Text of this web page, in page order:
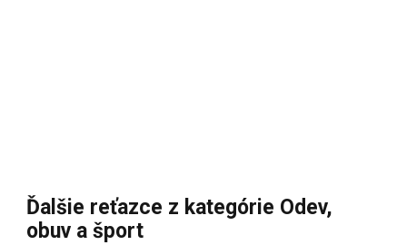
Ďalšie reťazce z kategórie Odev,
obuv a šport